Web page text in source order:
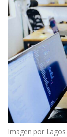
Imagen por Lagos